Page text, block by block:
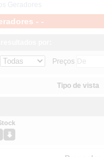
Geradores
- -
Preços
Tipo de vista